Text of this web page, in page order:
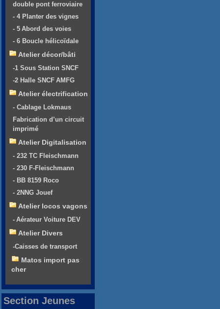
double pont ferroviaire
- 4 Planter des vignes
- 5 Abord des voies
- 6 Boucle hélicoïdale
Atelier décor/bâti
-1 Sous Station SNCF
-2 Halle SNCF AMFG
Atelier électrification
- Cablage Lokmaus
Fabrication d’un circuit
imprimé
Atelier Digitalisation
- 232 TC Fleischmann
- 230 F-Fleischmann
- BB 8159 Roco
- 2NNG Jouef
Atelier locos vagons
- Aérateur Voiture DEV
Atelier Divers
-Caisses de transport
Matos import pas
cher
Section Jeunes